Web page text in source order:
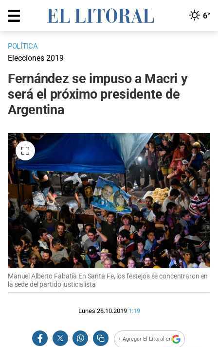
6°
POLÍTICA
Elecciones 2019
Fernández se impuso a Macri y
será el próximo presidente de
Argentina
Manuel Alberto Fabatía En Santa Fe, los festejos se concentraron en
la sede del partido justicialista
Lunes 28.10.2019 1:19
+ Agregar El Litoral en